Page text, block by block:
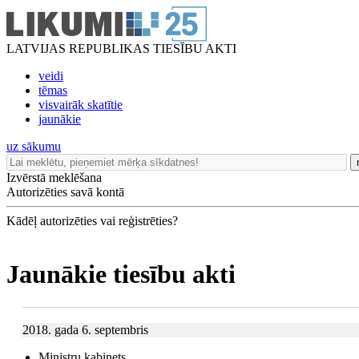
LATVIJAS REPUBLIKAS TIESĪBU AKTI
veidi
tēmas
visvairāk skatītie
jaunākie
uz sākumu
Izvērstā meklēšana
Autorizēties savā kontā
Kādēļ autorizēties vai reģistrēties?
Jaunākie tiesību akti
2018. gada 6. septembris